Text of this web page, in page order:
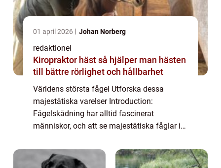
01 april 2026 Johan Norberg
redaktionel
Kiropraktor häst så hjälper man hästen
till bättre rörlighet och hållbarhet
Världens största fågel Utforska dessa
majestätiska varelser Introduction:
Fågelskådning har alltid fascinerat
människor, och att se majestätiska fåglar i
upplevelse. I denna artikel kommer vi att
utforska ...